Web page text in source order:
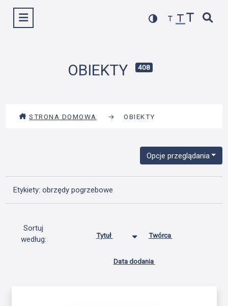
Wyświetl menu
OBIEKTY 408
STRONA DOMOWA → OBIEKTY
Opcje przeglądania
Etykiety: obrzędy pogrzebowe
Sortuj
według:
Tytuł Twórca
Data dodania